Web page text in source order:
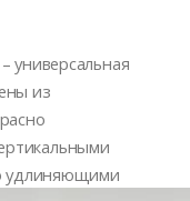
универсальная
из
удлиняющими